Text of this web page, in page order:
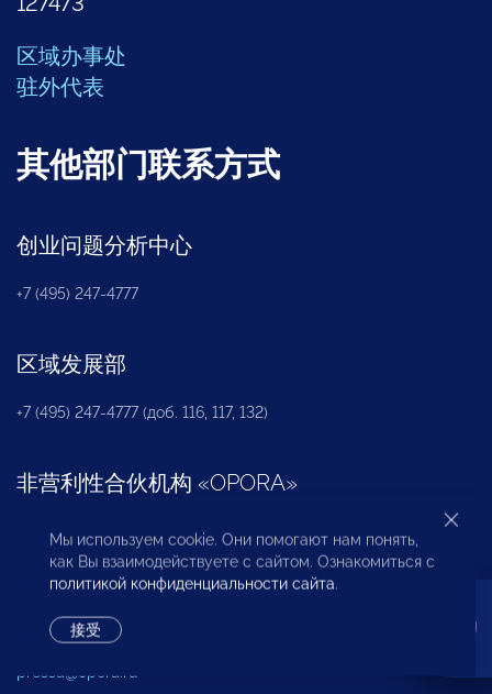
区域办事处
驻外代表
其他部门联系方式
创业问题分析中心
+7 (495) 247-4777
区域发展部
+7 (495) 247-4777 (доб. 116, 117, 132)
非营利性合伙机构 «OPORA»
+7 (495) 247-4777 (доб. 124)
pressa@opora.ru
Мы используем cookie. Они помогают нам понять,
как Вы взаимодействуете с сайтом. Ознакомиться с
политикой конфиденциальности сайта.
接受